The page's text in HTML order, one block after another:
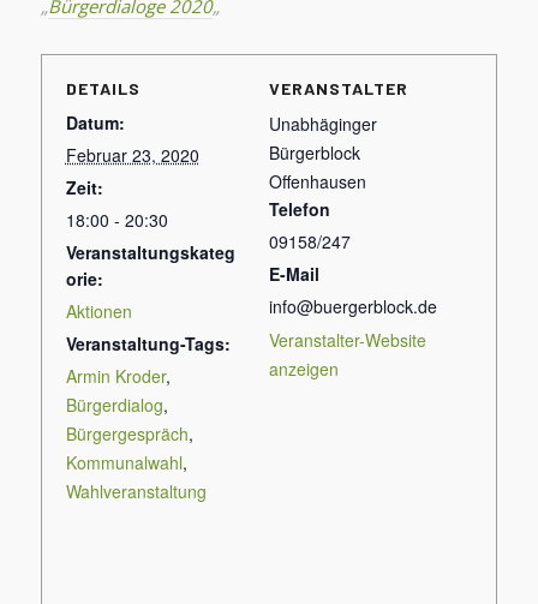
„Bürgerdialoge 2020„
DETAILS
Datum:
Februar 23, 2020
Zeit:
18:00 - 20:30
Veranstaltungskateg
orie:
Aktionen
Veranstaltung-Tags:
Armin Kroder,
Bürgerdialog,
Bürgergespräch,
Kommunalwahl,
Wahlveranstaltung
VERANSTALTER
Unabhäginger
Bürgerblock
Offenhausen
Telefon
09158/247
E-Mail
info@buergerblock.de
Veranstalter-Website
anzeigen